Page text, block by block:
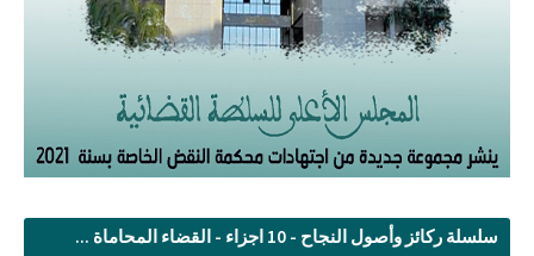
سلسلة ركائز وأصول النجاح - 10 اجزاء - القضاء المحاماة ...